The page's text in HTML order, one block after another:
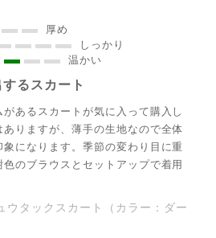
厚め
しっかり
温かい
るスカート
あるスカートが気に入って購入し
りますが、薄手の生地なので全体
になります。季節の変わり目に重
のブラウスとセットアップで着用
ウタックスカート（カラー：ダー